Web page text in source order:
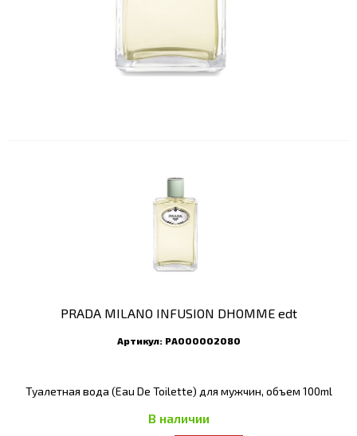
PRADA MILANO INFUSION DHOMME edt
Артикул: РА000002080
Туалетная вода (Eau De Toilette) для мужчин, объем 100ml
В наличии